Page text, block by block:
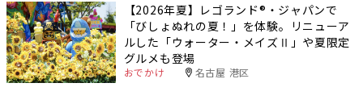
【2026年夏】レゴランド®・ジャパンで
「びしょぬれの夏！」を体験。リニューア
ルした「ウォーター・メイズⅡ」や夏限定
グルメも登場
おでかけ 名古屋 港区